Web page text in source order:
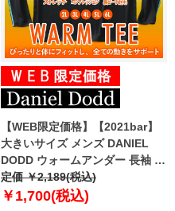
【WEB限定価格】【2021bar】
大きいサイズ メンズ DANIEL
DODD ウォームアンダー 長袖 T
シャツ コンプレッション 裏ピー
チ起毛 azit-210501
定価 ￥2,189(税込)
￥1,700(税込)